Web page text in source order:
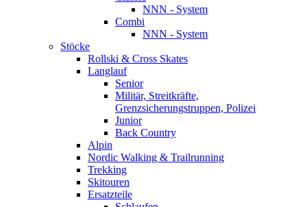
NNN - System
Combi
NNN - System
Stöcke
Rollski & Cross Skates
Langlauf
Senior
Militär, Streitkräfte,
Grenzsicherungstruppen, Polizei
Junior
Back Country
Alpin
Nordic Walking & Trailrunning
Trekking
Skitouren
Ersatzteile